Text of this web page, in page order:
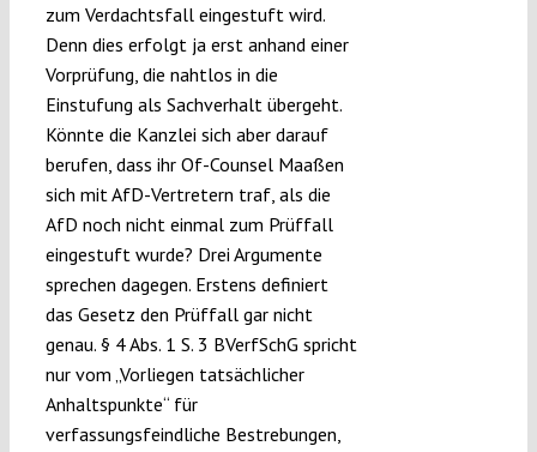
zum Verdachtsfall eingestuft wird.
Denn dies erfolgt ja erst anhand einer
Vorprüfung, die nahtlos in die
Einstufung als Sachverhalt übergeht.
Könnte die Kanzlei sich aber darauf
berufen, dass ihr Of-Counsel Maaßen
sich mit AfD-Vertretern traf, als die
AfD noch nicht einmal zum Prüffall
eingestuft wurde? Drei Argumente
sprechen dagegen. Erstens definiert
das Gesetz den Prüffall gar nicht
genau. § 4 Abs. 1 S. 3 BVerfSchG spricht
nur vom „Vorliegen tatsächlicher
Anhaltspunkte“ für
verfassungsfeindliche Bestrebungen,